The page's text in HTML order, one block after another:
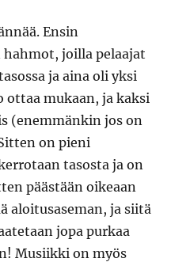
Ensin
joilla pelaajat
ja aina oli yksi
ottaa mukaan, ja kaksi
(enemmänkin jos on
on pieni
tasosta ja on
päästään oikeaan
aloitusaseman, ja siitä
jopa purkaa
Musiikki on myös